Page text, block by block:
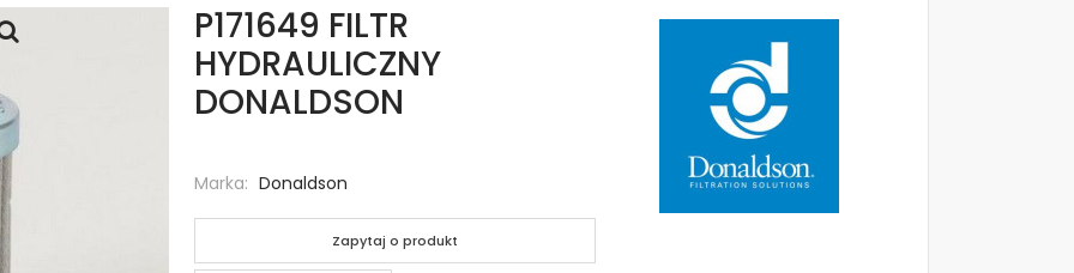
P171649 FILTR
HYDRAULICZNY
DONALDSON
Marka Donaldson
Zapytaj o produkt